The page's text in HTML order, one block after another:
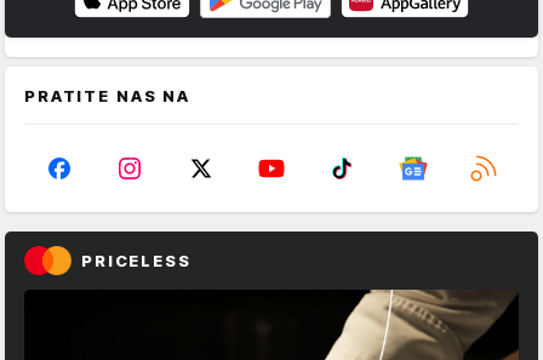
PRATITE NAS NA
PRICELESS